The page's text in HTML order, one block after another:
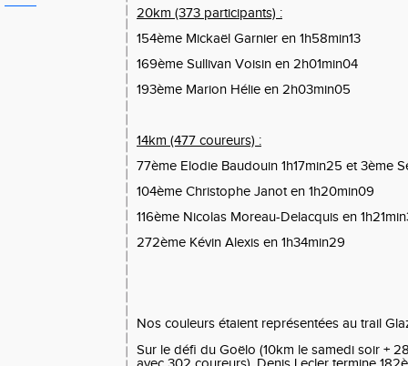
20km (373 participants) :
154ème Mickaël Garnier en 1h58min13
169ème Sullivan Voisin en 2h01min04
193ème Marion Hélie en 2h03min05
14km (477 coureurs) :
77ème Elodie Baudouin 1h17min25 et 3ème
104ème Christophe Janot en 1h20min09
116ème Nicolas Moreau-Delacquis en
272ème Kévin Alexis en 1h34min29
Nos couleurs étaient représentées au trail
Sur le défi du Goëlo (10km le samedi soir +